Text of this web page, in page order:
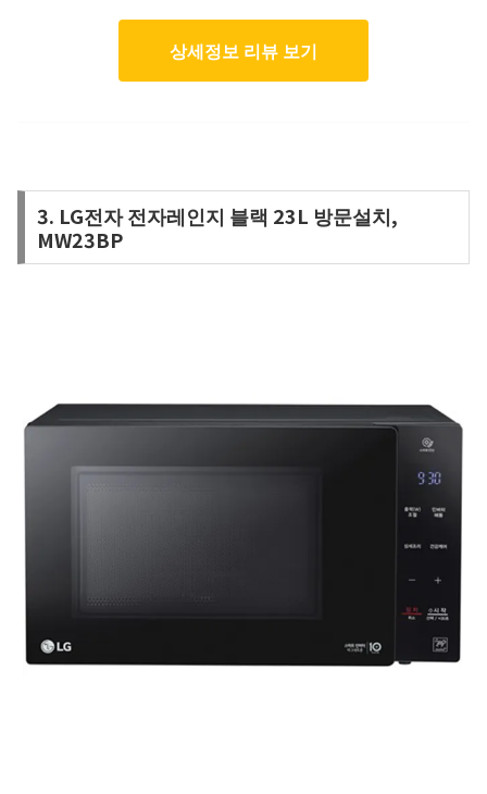
상세정보 리뷰 보기
3. LG전자 전자레인지 블랙 23L 방문설치,
MW23BP